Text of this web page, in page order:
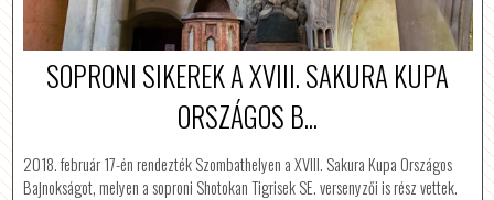
SOPRONI SIKEREK A XVIII. SAKURA KUPA
ORSZÁGOS B...
2018. február 17-én rendezték Szombathelyen a XVIII. Sakura Kupa Országos
Bajnokságot, melyen a soproni Shotokan Tigrisek SE. versenyzői is rész vettek.